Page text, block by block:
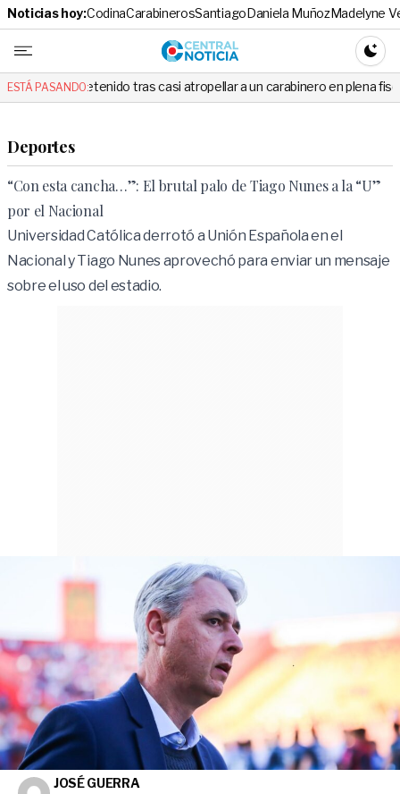
Noticias hoy:CodinaCarabinerosSantiagoDaniela MuñozMadelyne
Central
ESTÁ PASANDO:
tras casi atropellar a un carabinero en plena fiscalización
Deportes
“Con esta cancha…”: El brutal palo de Tiago Nunes a la “U”
por el Nacional
Universidad Católica derrotó a Unión Española en el
Nacional y Tiago Nunes aprovechó para enviar un mensaje
sobre el uso del estadio.
JOSÉ GUERRA